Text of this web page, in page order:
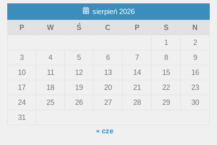
sierpień 2026
P
W Ś C P S
N
1
2
3
4 5 6 7 8
9
10
11 12 13 14 15
16
17
18 19 20 21 22
23
24
25 26 27 28 29
30
31
« cze